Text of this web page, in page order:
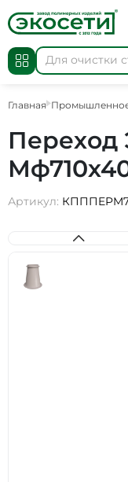
Главная
Переход
Артикул: